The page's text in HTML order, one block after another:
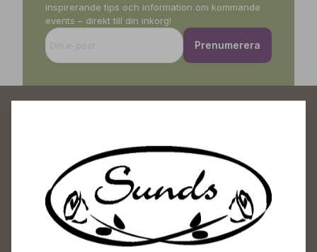
inspirerande tips och information om kommande
events – direkt till din inkorg!
Prenumerera
Sunds Trädgårdscenter
Öppet